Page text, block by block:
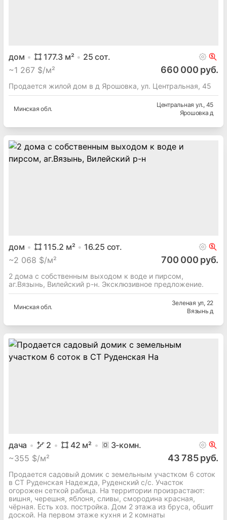
дом 177.3 м² 25 сот.
~1 267 $/м² 660 000 руб.
Продается жилой дом в д Ярошовка, ул. Центральная, 45
Минская обл.
Центральная ул., 45
Ярошовка д
дом 115.2 м² 16.25 сот.
~2 068 $/м² 700 000 руб.
2 дома с собственным выходом к воде и пирсом,
аг.Вязынь, Вилейский р-н. Эксклюзивное предложение.
Минская обл.
Зеленая ул, 22
Вязынь д
дача 2 42 м² 3-комн.
~355 $/м² 43 785 руб.
Продается садовый домик с земельным участком 6 соток
в СТ Руденская Надежда, Руденский с/с. Участок
огорожен сеткой рабица. На территории произрастают:
вишня, черешня, яблоня, сливы, смородина красная,
чёрная. Есть хоз. постройка. Дом 2 этажа из бруса, обшит
доской. На первом этаже кухня и 2 комнаты